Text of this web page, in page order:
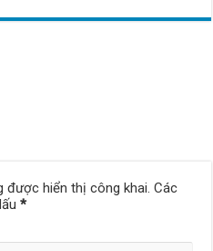
được hiển thị công khai. Các
*